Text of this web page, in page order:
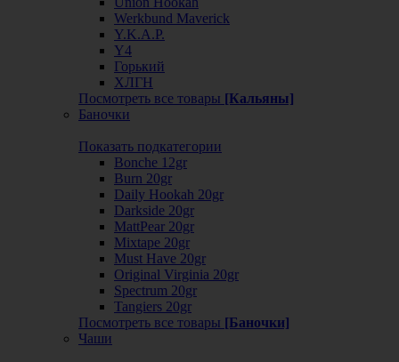
Werkbund Maverick
Y.K.A.P.
Y4
Горький
ХЛГН
Посмотреть все товары [Кальяны]
Баночки
Показать подкатегории
Bonche 12gr
Burn 20gr
Daily Hookah 20gr
Darkside 20gr
MattPear 20gr
Mixtape 20gr
Must Have 20gr
Original Virginia 20gr
Spectrum 20gr
Tangiers 20gr
Посмотреть все товары [Баночки]
Чаши